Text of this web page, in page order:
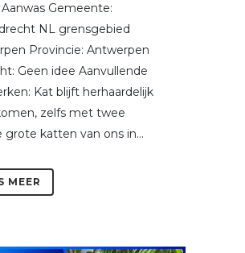
Gemeente:
NL grensgebied
Provincie: Antwerpen
Geen idee Aanvullende
Kat blijft herhaardelijk
zelfs met twee
grote katten van ons in...
MEER